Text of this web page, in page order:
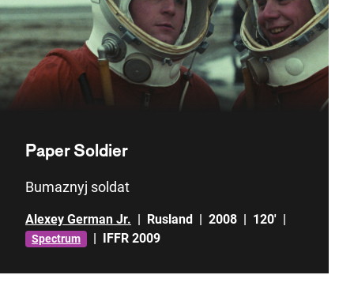
Paper Soldier
Bumaznyj soldat
Alexey German Jr. | Rusland | 2008 | 120' |
Spectrum | IFFR 2009